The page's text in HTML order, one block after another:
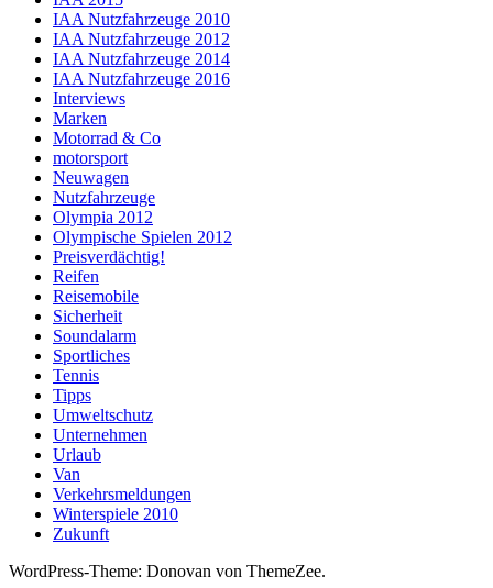
IAA Nutzfahrzeuge 2010
IAA Nutzfahrzeuge 2012
IAA Nutzfahrzeuge 2014
IAA Nutzfahrzeuge 2016
Interviews
Marken
Motorrad & Co
motorsport
Neuwagen
Nutzfahrzeuge
Olympia 2012
Olympische Spielen 2012
Preisverdächtig!
Reifen
Reisemobile
Sicherheit
Soundalarm
Sportliches
Tennis
Tipps
Umweltschutz
Unternehmen
Urlaub
Van
Verkehrsmeldungen
Winterspiele 2010
Zukunft
WordPress-Theme: Donovan von ThemeZee.